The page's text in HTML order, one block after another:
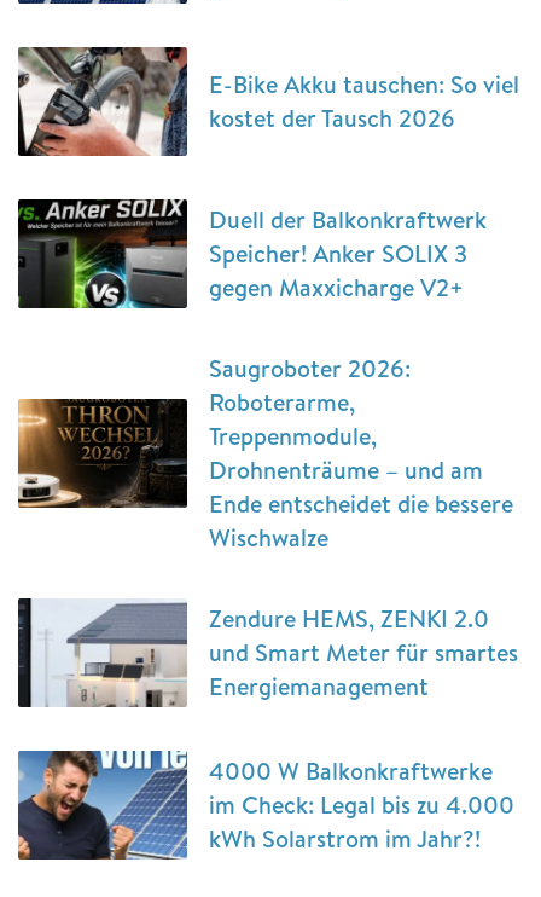
E-Bike Akku tauschen: So viel
kostet der Tausch 2026
Duell der Balkonkraftwerk
Speicher! Anker SOLIX 3
gegen Maxxicharge V2+
Saugroboter 2026:
Roboterarme,
Treppenmodule,
Drohnenträume – und am
Ende entscheidet die bessere
Wischwalze
Zendure HEMS, ZENKI 2.0
und Smart Meter für smartes
Energiemanagement
4000 W Balkonkraftwerke
im Check: Legal bis zu 4.000
kWh Solarstrom im Jahr?!